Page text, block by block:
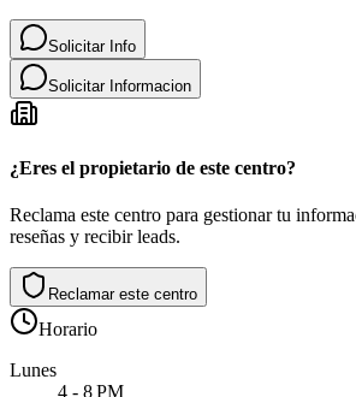
Solicitar Info
Solicitar Informacion
¿Eres el propietario de este centro?
Reclama este centro para gestionar tu
reseñas y recibir leads.
Reclamar este centro
Horario
Lunes
4 - 8 PM